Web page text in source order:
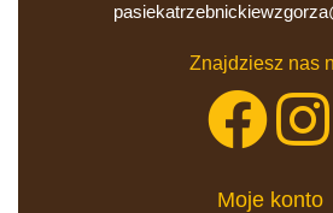
Znajdziesz nas
Moje konto